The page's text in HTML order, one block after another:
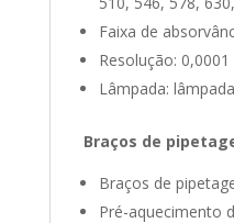
Faixa de
Resolução: 0,0001
Lâmpada:
Braços de
Braços de
Pré-aquecimento